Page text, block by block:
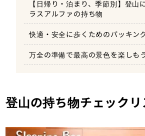
一口メモ
健康保険証・現金
スマートフォン・モバイルバッ
タオル・手ぬぐい
選び方のポイント
一口メモ
トレッキングポール
選び方のポイント
一口メモ
ザックカバー
選び方のポイント
一口メモ
エマージェンシーシート
選び方のポイント
【日帰り・泊まり、季節別】登山
ラスアルファの持ち物
歯磨きシート
ウェットティッシュ
登山用財布
泊まり登山【テント泊】の持
テント泊で最低限必要な持
（【食】自炊用）
各種食料・行動食
燃料とバーナー
クッカー
【季節別（春夏秋冬）】追加
持ち物
アイゼン・軽アイゼン・チ
【春・冬】
ピッケルまたはトレッキン
ゲイター（スパッツ）【冬
保温ボトル（魔法瓶）【冬
【日帰り登山】 軽量化を優先し
リスト軽量化を優先したアイテム
快適・安全に歩くためのパッキン
①重いものは上・背中側に
②中軽量のものは下・外側に
③すぐ使うもの、使用頻度の
クのトップ・雨蓋、ポケット、
万全の準備で最高の景色を楽しも
登山の持ち物チェックリ